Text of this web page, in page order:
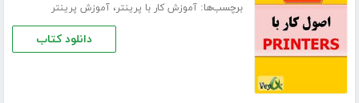
برچسب‌ها:آموزش کار با پرینتر،آموزش پرینتر
دانلود کتاب